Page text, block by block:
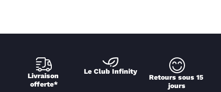
Livraison
offerte*
Le Club Infinity
Retours sous 15
jours